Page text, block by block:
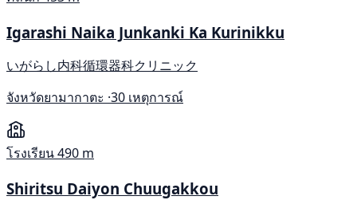
Igarashi Naika Junkanki Ka Kurinikku
いがらし内科循環器科クリニック
จังหวัดยามากาตะ ·30 เหตุการณ์
โรงเรียน490 m
Shiritsu Daiyon Chuugakkou